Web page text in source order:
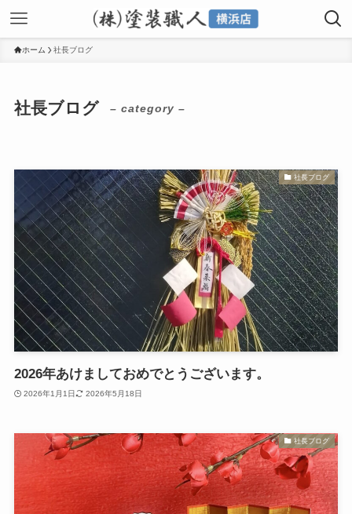
ホーム 社長ブログ
社長ブログ – category –
社長ブログ
2026年あけましておめでとうございます。
2026年1月1日 2026年5月18日
社長ブログ